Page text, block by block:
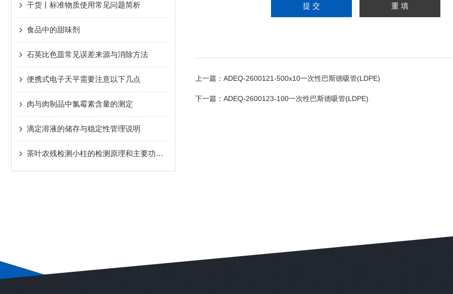
干货丨标准物质使用常见问题简析
食品中的甜味剂
石英比色皿常见误差来源与消除方法
便携式电子天平需要注意以下几点
肉与肉制品中氯霉素含量的测定
滴定溶液的储存与稳定性管理说明
茶叶农残检测小柱的检测原理和主要功能介绍
上一篇： ADEQ-2600121-500x10一次性巴斯德吸管(LDPE)
下一篇： ADEQ-2600123-100一次性巴斯德吸管(LDPE)